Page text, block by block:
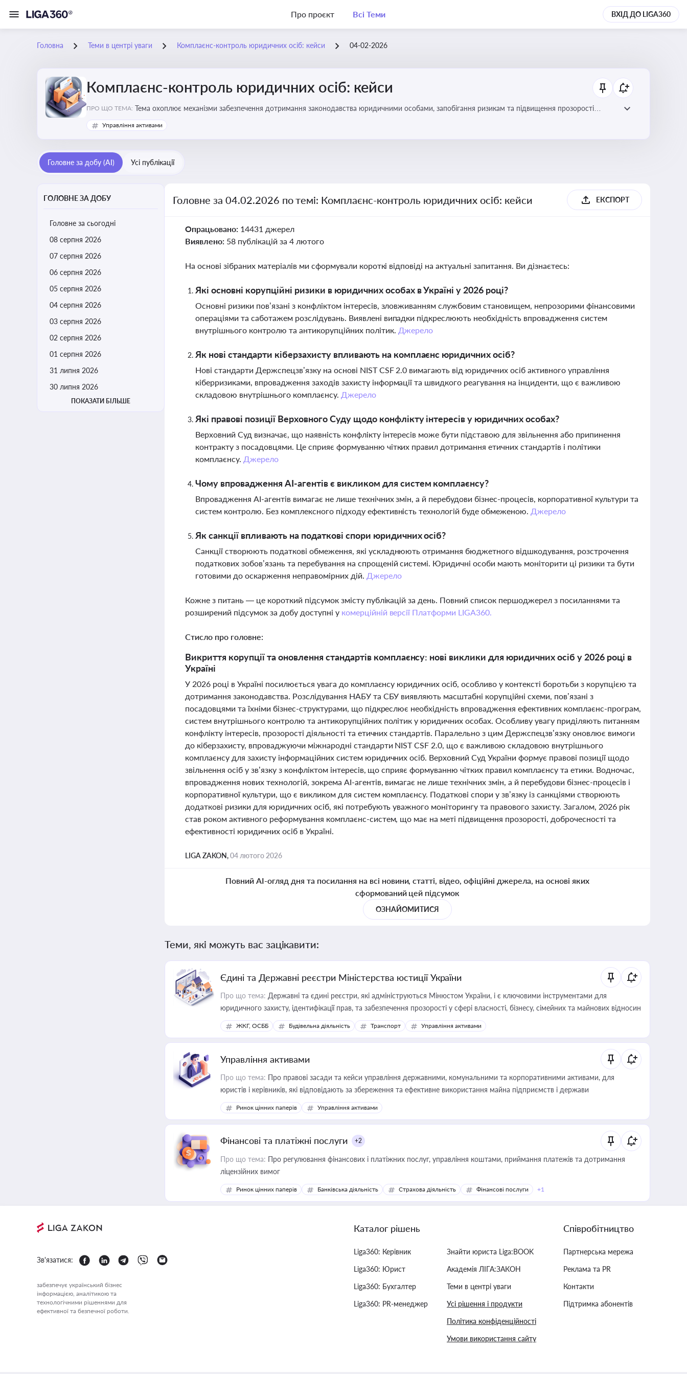
Про проєкт Всі Теми ВХІД ДО LIGA360
Головна Теми в центрі уваги Комплаєнс-контроль юридичних осіб: кейси 04-02-2026
Комплаєнс-контроль юридичних осіб: кейси
ПРО ЩО ТЕМА: Тема охоплює механізми забезпечення дотримання законодавства юридичними особами, запобігання ризикам та підвищення прозорості
діяльності
Управління активами
Головне за добу (AI) Усі публікації
ГОЛОВНЕ ЗА ДОБУ
Головне за сьогодні
08 серпня 2026
07 серпня 2026
06 серпня 2026
05 серпня 2026
04 серпня 2026
03 серпня 2026
02 серпня 2026
01 серпня 2026
31 липня 2026
30 липня 2026
ПОКАЗАТИ БІЛЬШЕ
Головне за 04.02.2026 по темі: Комплаєнс-контроль юридичних осіб: кейси ЕКСПОРТ
Опрацьовано: 14431 джерел
Виявлено: 58 публікацій за 4 лютого
На основі зібраних матеріалів ми сформували короткі відповіді на актуальні запитання. Ви дізнаєтесь:
Які основні корупційні ризики в юридичних особах в Україні у 2026 році?
Основні ризики пов’язані з конфліктом інтересів, зловживанням службовим становищем, непрозорими фінансовими
операціями та саботажем розслідувань. Виявлені випадки підкреслюють необхідність впровадження систем
внутрішнього контролю та антикорупційних політик. Джерело
Як нові стандарти кіберзахисту впливають на комплаєнс юридичних осіб?
Нові стандарти Держспецзв’язку на основі NIST CSF 2.0 вимагають від юридичних осіб активного управління
кіберризиками, впровадження заходів захисту інформації та швидкого реагування на інциденти, що є важливою
складовою внутрішнього комплаєнсу. Джерело
Які правові позиції Верховного Суду щодо конфлікту інтересів у юридичних особах?
Верховний Суд визначає, що наявність конфлікту інтересів може бути підставою для звільнення або припинення
контракту з посадовцями. Це сприяє формуванню чітких правил дотримання етичних стандартів і політики
комплаєнсу. Джерело
Чому впровадження AI-агентів є викликом для систем комплаєнсу?
Впровадження AI-агентів вимагає не лише технічних змін, а й перебудови бізнес-процесів, корпоративної культури та
систем контролю. Без комплексного підходу ефективність технологій буде обмеженою. Джерело
Як санкції впливають на податкові спори юридичних осіб?
Санкції створюють податкові обмеження, які ускладнюють отримання бюджетного відшкодування, розстрочення
податкових зобов’язань та перебування на спрощеній системі. Юридичні особи мають моніторити ці ризики та бути
готовими до оскарження неправомірних дій. Джерело
Кожне з питань — це короткий підсумок змісту публікацій за день. Повний список першоджерел з посиланнями та
розширений підсумок за добу доступні у комерційній версії Платформи LIGA360.
Стисло про головне:
Викриття корупції та оновлення стандартів комплаєнсу: нові виклики для юридичних осіб у 2026 році в
Україні
У 2026 році в Україні посилюється увага до комплаєнсу юридичних осіб, особливо у контексті боротьби з корупцією та
дотримання законодавства. Розслідування НАБУ та СБУ виявляють масштабні корупційні схеми, пов’язані з
посадовцями та їхніми бізнес-структурами, що підкреслює необхідність впровадження ефективних комплаєнс-програм,
систем внутрішнього контролю та антикорупційних політик у юридичних особах. Особливу увагу приділяють питанням
конфлікту інтересів, прозорості діяльності та етичних стандартів. Паралельно з цим Держспецзв’язку оновлює вимоги
до кіберзахисту, впроваджуючи міжнародні стандарти NIST CSF 2.0, що є важливою складовою внутрішнього
комплаєнсу для захисту інформаційних систем юридичних осіб. Верховний Суд України формує правові позиції щодо
звільнення осіб у зв’язку з конфліктом інтересів, що сприяє формуванню чітких правил комплаєнсу та етики. Водночас,
впровадження нових технологій, зокрема AI-агентів, вимагає не лише технічних змін, а й перебудови бізнес-процесів і
корпоративної культури, що є викликом для систем комплаєнсу. Податкові спори у зв’язку із санкціями створюють
додаткові ризики для юридичних осіб, які потребують уважного моніторингу та правового захисту. Загалом, 2026 рік
став роком активного реформування комплаєнс-систем, що має на меті підвищення прозорості, доброчесності та
ефективності юридичних осіб в Україні.
LIGA ZAKON,04 лютого 2026
Повний AI-огляд дня та посилання на всі новини, статті, відео, офіційні джерела, на основі яких
сформований цей підсумок
ОЗНАЙОМИТИСЯ
Теми, які можуть вас зацікавити:
Єдині та Державні реєстри Міністерства юстиції України
Про що тема: Державні та єдині реєстри, які адмініструються Мінюстом України, і є ключовими інструментами для
юридичного захисту, ідентифікації прав, та забезпечення прозорості у сфері власності, бізнесу, сімейних та майнових відносин
ЖКГ, ОСББ Будівельна діяльність Транспорт Управління активами
Управління активами
Про що тема: Про правові засади та кейси управління державними, комунальними та корпоративними активами, для
юристів і керівників, які відповідають за збереження та ефективне використання майна підприємств і держави
Ринок цінних паперів Управління активами
Фінансові та платіжні послуги +2
Про що тема: Про регулювання фінансових і платіжних послуг, управління коштами, приймання платежів та дотримання
ліцензійних вимог
Ринок цінних паперів Банківська діяльність Страхова діяльність Фінансові послуги +1
Зв'язатися:
забезпечує український бізнес
інформацією, аналітикою та
технологічними рішеннями для
ефективної та безпечної роботи.
Каталог рішень
Liga360: Керівник
Liga360: Юрист
Liga360: Бухгалтер
Liga360: PR-менеджер
Знайти юриста Liga:BOOK
Академія ЛІГА:ЗАКОН
Теми в центрі уваги
Усі рішення і продукти
Політика конфіденційності
Умови використання сайту
Співробітництво
Партнерська мережа
Реклама та PR
Контакти
Підтримка абонентів